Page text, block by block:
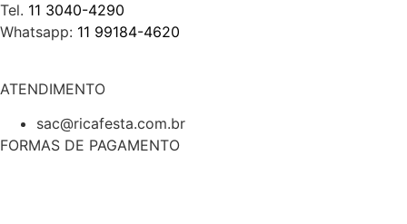
Tel. 11 3040-4290
Whatsapp: 11 99184-4620
ATENDIMENTO
sac@ricafesta.com.br
FORMAS DE PAGAMENTO